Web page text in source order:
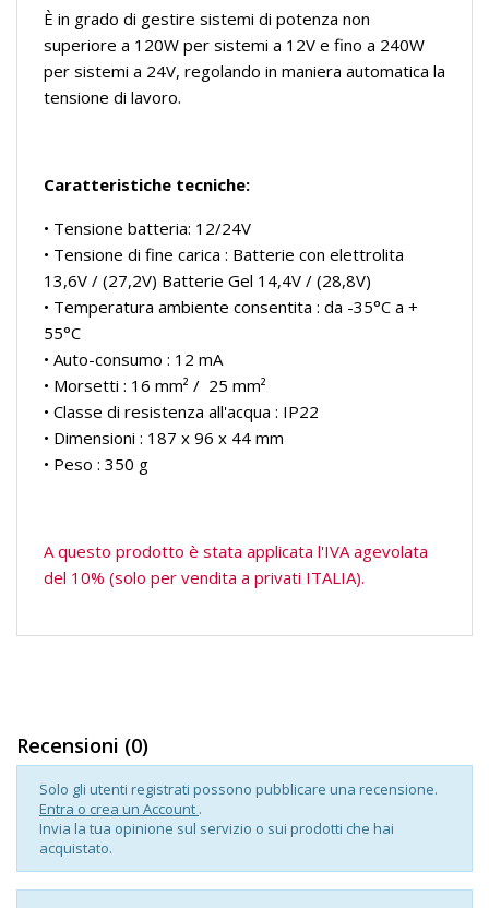
È in grado di gestire sistemi di potenza non
superiore a 120W per sistemi a 12V e fino a 240W
per sistemi a 24V, regolando in maniera automatica la
tensione di lavoro.
Caratteristiche tecniche:
• Tensione batteria: 12/24V
• Tensione di fine carica : Batterie con elettrolita
13,6V / (27,2V) Batterie Gel 14,4V / (28,8V)
• Temperatura ambiente consentita : da -35°C a +
55°C
• Auto-consumo : 12 mA
• Morsetti : 16 mm² / 25 mm²
• Classe di resistenza all'acqua : IP22
• Dimensioni : 187 x 96 x 44 mm
• Peso : 350 g
A questo prodotto è stata applicata l'IVA agevolata
del 10% (solo per vendita a privati ITALIA).
Recensioni (0)
Solo gli utenti registrati possono pubblicare una recensione.
Entra o crea un Account .
Invia la tua opinione sul servizio o sui prodotti che hai
acquistato.